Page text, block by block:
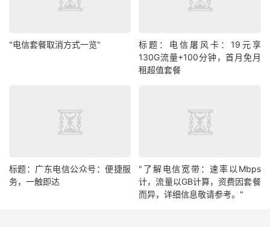
"电信套餐取消方式一览"
标题：电信屠风卡：19元享
130G流量+100分钟，首月免月
租超值套餐
标题：广东电信公众号：便捷服
务，一触即达
"了解电信宽带：速率以Mbps
计，流量以GB计算，资费因套餐
而异，详细信息敬请参考。"